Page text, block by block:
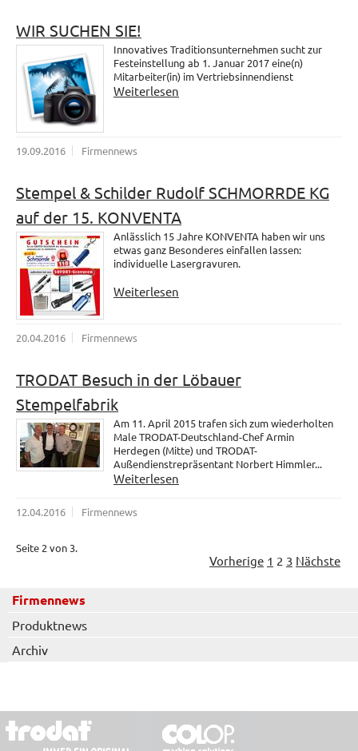
WIR SUCHEN SIE!
Innovatives Traditionsunternehmen sucht zur
Festeinstellung ab 1. Januar 2017 eine(n)
Mitarbeiter(in) im Vertriebsinnendienst
Weiterlesen
19.09.2016 Firmennews
Stempel & Schilder Rudolf SCHMORRDE KG
auf der 15. KONVENTA
Anlässlich 15 Jahre KONVENTA haben wir uns
etwas ganz Besonderes einfallen lassen:
individuelle Lasergravuren.
Weiterlesen
20.04.2016 Firmennews
TRODAT Besuch in der Löbauer
Stempelfabrik
Am 11. April 2015 trafen sich zum wiederholten
Male TRODAT-Deutschland-Chef Armin
Herdegen (Mitte) und TRODAT-
Außendienstrepräsentant Norbert Himmler...
Weiterlesen
12.04.2016 Firmennews
Seite 2 von 3.
Vorherige 1 2 3 Nächste
Firmennews
Produktnews
Archiv